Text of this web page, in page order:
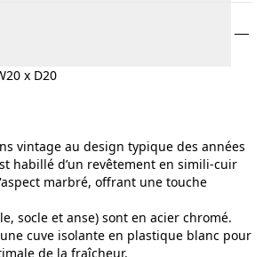
x D20
vintage au design typique des années
habillé d’un revêtement en simili-cuir
marbré, offrant une touche
socle et anse) sont en acier chromé.
cuve isolante en plastique blanc pour
de la fraîcheur.